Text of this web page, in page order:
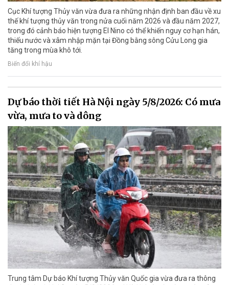
Cục Khí tượng Thủy văn vừa đưa ra những nhận định ban đầu về xu
thế khí tượng thủy văn trong nửa cuối năm 2026 và đầu năm 2027,
trong đó cảnh báo hiện tượng El Nino có thể khiến nguy cơ hạn hán,
thiếu nước và xâm nhập mặn tại Đồng bằng sông Cửu Long gia
tăng trong mùa khô tới.
Biến đổi khí hậu
Dự báo thời tiết Hà Nội ngày 5/8/2026: Có mưa
vừa, mưa to và dông
Trung tâm Dự báo Khí tượng Thủy văn Quốc gia vừa đưa ra thông